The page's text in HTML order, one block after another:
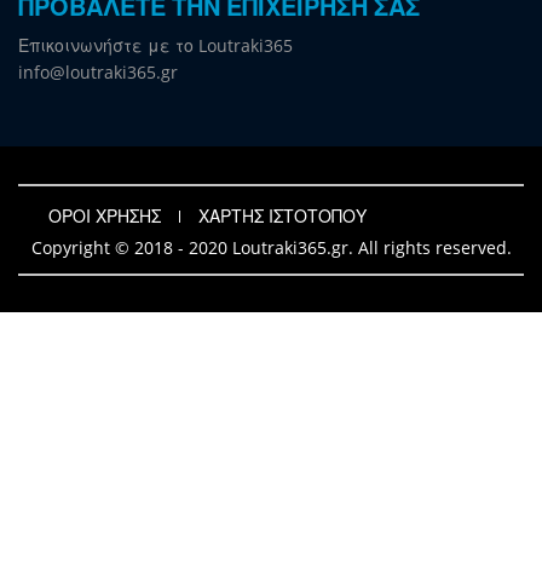
Επικοινωνήστε με το Loutraki365
info@loutraki365.gr
ΟΡΟΙ ΧΡΗΣΗΣ
ΧΑΡΤΗΣ ΙΣΤΟΤΟΠΟΥ
Copyright © 2018 - 2020 Loutraki365.gr. All rights reserved.